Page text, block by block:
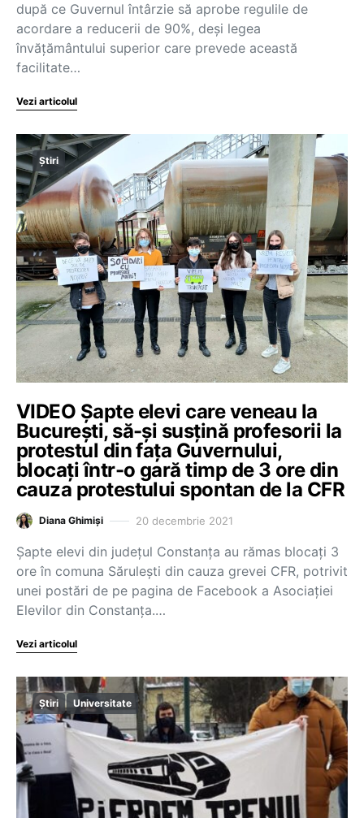
după ce Guvernul întârzie să aprobe regulile de
acordare a reducerii de 90%, deși legea
învățământului superior care prevede această
facilitate…
Vezi articolul
Știri
VIDEO Șapte elevi care veneau la
București, să-și susțină profesorii la
protestul din fața Guvernului,
blocați într-o gară timp de 3 ore din
cauza protestului spontan de la CFR
Diana Ghimiși 20 decembrie 2021
Șapte elevi din județul Constanța au rămas blocați 3
ore în comuna Sărulești din cauza grevei CFR, potrivit
unei postări de pe pagina de Facebook a Asociației
Elevilor din Constanța.…
Vezi articolul
Știri Universitate